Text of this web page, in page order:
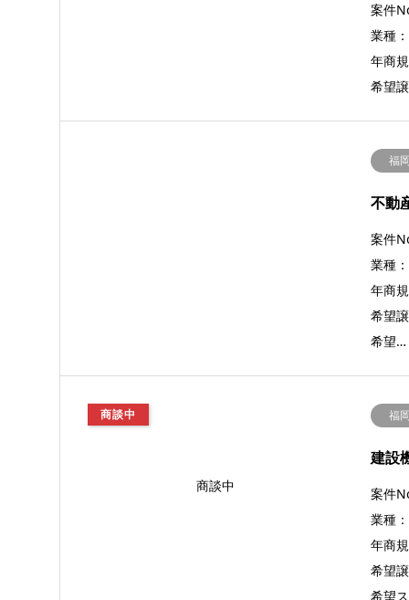
案件
業種
年商
希望
福
不動
案件
業種
年商
希望
希望…
商談中
商談中 福
建設
案件
業種
年商
希望
希望